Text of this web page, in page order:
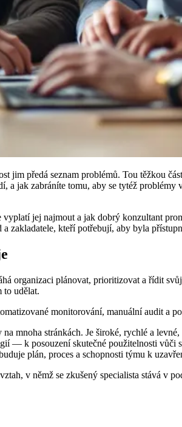
jim předá seznam problémů. Tou těžkou
jak zabráníte tomu, aby se tytéž problémy
jej najmout a jak dobrý konzultant
zakladatele, kteří potřebují, aby byla
organizaci plánovat, prioritizovat a řídit
to udělat.
monitorování, manuální audit a
mnoha stránkách. Je široké, rychlé a
— k posouzení skutečné použitelnosti vůči
plán, proces a schopnosti týmu k
v němž se zkušený specialista stává v